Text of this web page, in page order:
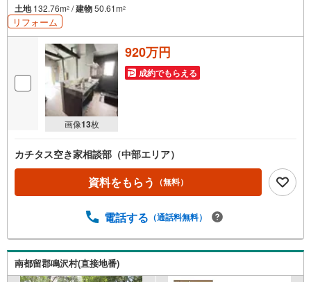
土地132.76m2 /建物50.61m2
リフォーム
画像13枚
920万円
成約でもらえる
カチタス空き家相談部（中部エリア）
資料をもらう （無料）
電話する （通話料無料）
南都留郡鳴沢村(直接地番)